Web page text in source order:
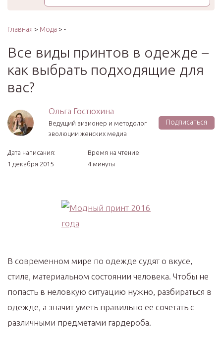
Главная > Мода > -
Все виды принтов в одежде –
как выбрать подходящие для
вас?
Ольга Гостюхина
Ведущий визионер и методолог
эволюции женских медиа
Подписаться
Дата написания:
1 декабря 2015
Время на чтение:
4 минуты
В современном мире по одежде судят о вкусе,
стиле, материальном состоянии человека. Чтобы не
попасть в неловкую ситуацию нужно, разбираться в
одежде, а значит уметь правильно ее сочетать с
различными предметами гардероба.